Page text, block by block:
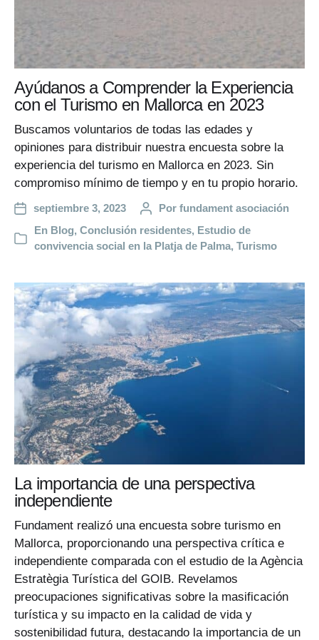
Ayúdanos a Comprender la Experiencia
con el Turismo en Mallorca en 2023
Buscamos voluntarios de todas las edades y
opiniones para distribuir nuestra encuesta sobre la
experiencia del turismo en Mallorca en 2023. Sin
compromiso mínimo de tiempo y en tu propio horario.
septiembre 3, 2023 Por fundament asociación
En Blog, Conclusión residentes, Estudio de
convivencia social en la Platja de Palma, Turismo
La importancia de una perspectiva
independiente
Fundament realizó una encuesta sobre turismo en
Mallorca, proporcionando una perspectiva crítica e
independiente comparada con el estudio de la Agència
Estratègia Turística del GOIB. Revelamos
preocupaciones significativas sobre la masificación
turística y su impacto en la calidad de vida y
sostenibilidad futura, destacando la importancia de un